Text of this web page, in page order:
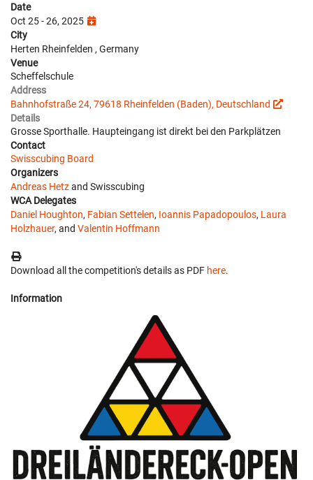
Date
Oct 25 - 26, 2025
City
Herten Rheinfelden , Germany
Venue
Scheffelschule
Address
Bahnhofstraße 24, 79618 Rheinfelden (Baden), Deutschland
Details
Grosse Sporthalle. Haupteingang ist direkt bei den Parkplätzen
Contact
Swisscubing Board
Organizers
Andreas Hetzand Swisscubing
WCA Delegates
Daniel Houghton, Fabian Settelen, Ioannis Papadopoulos, Laura
Holzhauer, and Valentin Hoffmann
Download all the competition's details as PDF here.
Information